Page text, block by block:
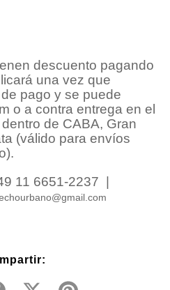
descuento pagando
una vez que
pago y se puede
o a contra entrega en el
de CABA, Gran
(válido para envíos
11 6651-2237 |